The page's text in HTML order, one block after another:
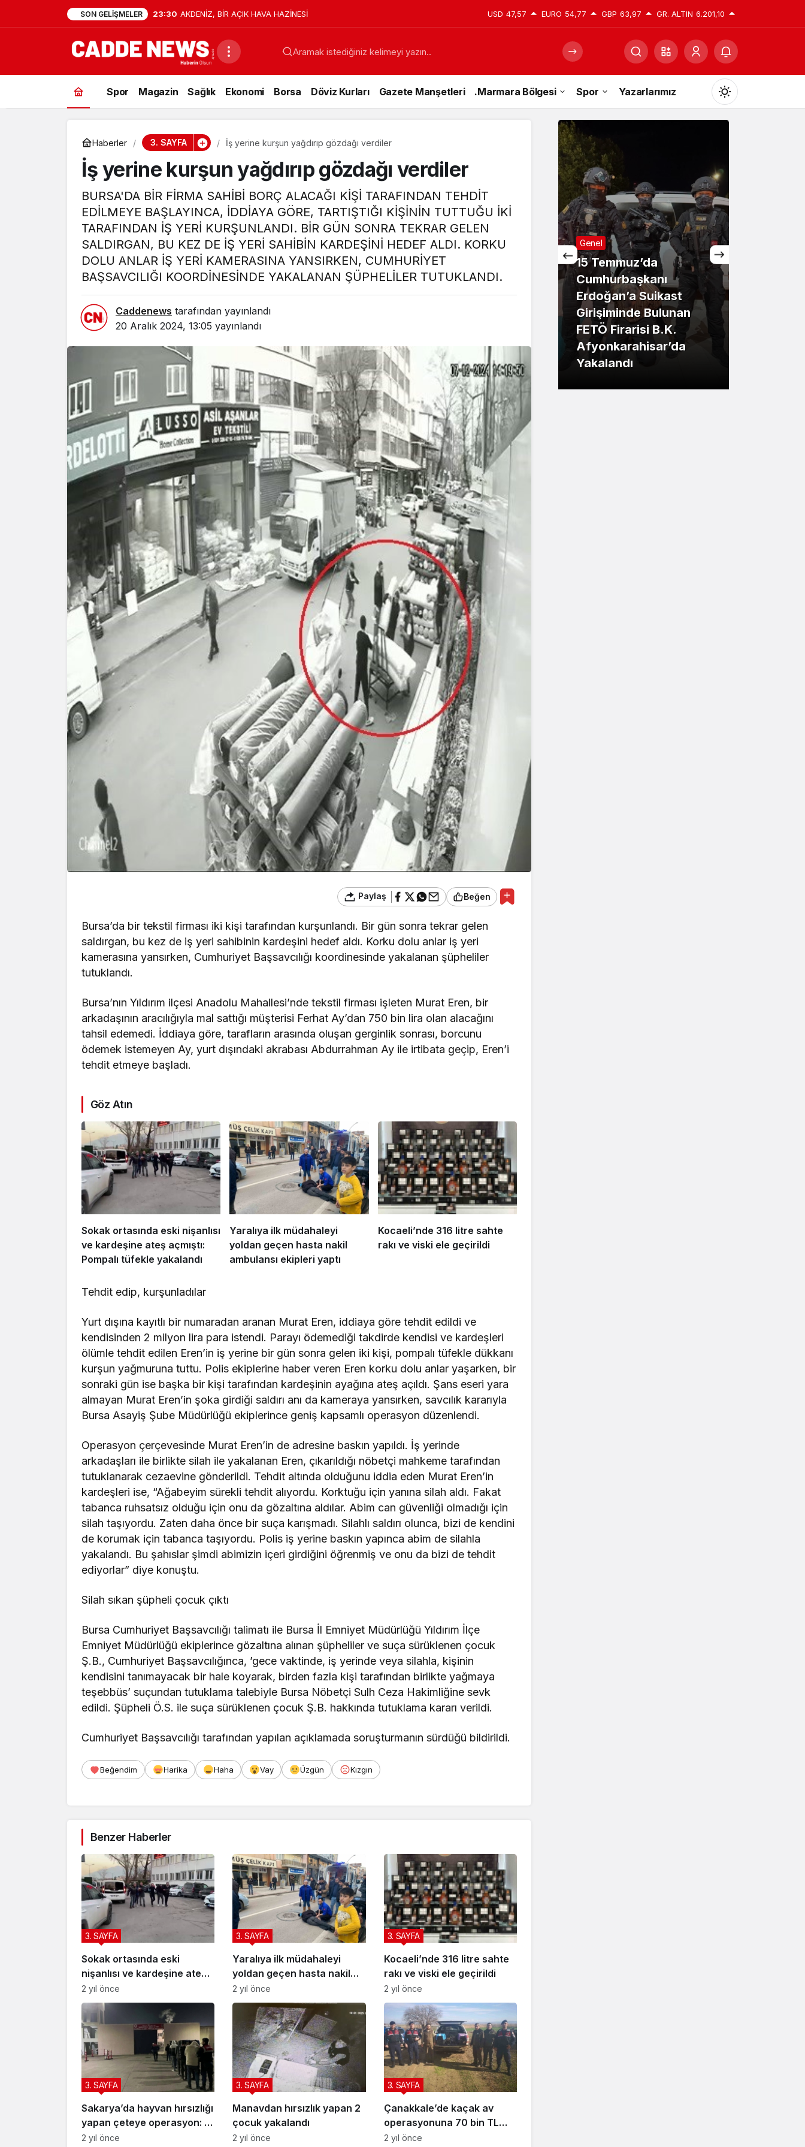
SON GELIŞMELER 23:30 AKDENİZ, BİR AÇIK HAVA HAZİNESİ USD 47,57 EURO 54,77 GBP 63,97 GR. ALTIN 6.201,10
Aramak istediğiniz kelimeyi yazın..
Spor Magazin Sağlık Ekonomi Borsa Döviz Kurları Gazete Manşetleri .Marmara Bölgesi Spor Yazarlarımız
Mod
değiştir
Gündüz Modu
Gündüz modunu seçin.
Gece Modu
Gece modunu seçin.
Sistem Modu
Sistem modunu seçin.
Haberler 3. SAYFA İş yerine kurşun yağdırıp gözdağı verdiler
İş yerine kurşun yağdırıp gözdağı verdiler
BURSA'DA BİR FİRMA SAHİBİ BORÇ ALACAĞI KİŞİ TARAFINDAN TEHDİT
EDİLMEYE BAŞLAYINCA, İDDİAYA GÖRE, TARTIŞTIĞI KİŞİNİN TUTTUĞU İKİ
TARAFINDAN İŞ YERİ KURŞUNLANDI. BİR GÜN SONRA TEKRAR GELEN
SALDIRGAN, BU KEZ DE İŞ YERİ SAHİBİN KARDEŞİNİ HEDEF ALDI. KORKU
DOLU ANLAR İŞ YERİ KAMERASINA YANSIRKEN, CUMHURİYET
BAŞSAVCILIĞI KOORDİNESİNDE YAKALANAN ŞÜPHELİLER TUTUKLANDI.
Caddenews tarafından yayınlandı
20 Aralık 2024, 13:05 yayınlandı
Paylaş Beğen
Bursa’da bir tekstil firması iki kişi tarafından kurşunlandı. Bir gün sonra tekrar gelen
saldırgan, bu kez de iş yeri sahibinin kardeşini hedef aldı. Korku dolu anlar iş yeri
kamerasına yansırken, Cumhuriyet Başsavcılığı koordinesinde yakalanan şüpheliler
tutuklandı.
Bursa’nın Yıldırım ilçesi Anadolu Mahallesi’nde tekstil firması işleten Murat Eren, bir
arkadaşının aracılığıyla mal sattığı müşterisi Ferhat Ay’dan 750 bin lira olan alacağını
tahsil edemedi. İddiaya göre, tarafların arasında oluşan gerginlik sonrası, borcunu
ödemek istemeyen Ay, yurt dışındaki akrabası Abdurrahman Ay ile irtibata geçip, Eren’i
tehdit etmeye başladı.
Göz Atın
Sokak ortasında eski nişanlısı
ve kardeşine ateş açmıştı:
Pompalı tüfekle yakalandı
Yaralıya ilk müdahaleyi
yoldan geçen hasta nakil
ambulansı ekipleri yaptı
Kocaeli’nde 316 litre sahte
rakı ve viski ele geçirildi
Tehdit edip, kurşunladılar
Yurt dışına kayıtlı bir numaradan aranan Murat Eren, iddiaya göre tehdit edildi ve
kendisinden 2 milyon lira para istendi. Parayı ödemediği takdirde kendisi ve kardeşleri
ölümle tehdit edilen Eren’in iş yerine bir gün sonra gelen iki kişi, pompalı tüfekle dükkanı
kurşun yağmuruna tuttu. Polis ekiplerine haber veren Eren korku dolu anlar yaşarken, bir
sonraki gün ise başka bir kişi tarafından kardeşinin ayağına ateş açıldı. Şans eseri yara
almayan Murat Eren’in şoka girdiği saldırı anı da kameraya yansırken, savcılık kararıyla
Bursa Asayiş Şube Müdürlüğü ekiplerince geniş kapsamlı operasyon düzenlendi.
Operasyon çerçevesinde Murat Eren’in de adresine baskın yapıldı. İş yerinde
arkadaşları ile birlikte silah ile yakalanan Eren, çıkarıldığı nöbetçi mahkeme tarafından
tutuklanarak cezaevine gönderildi. Tehdit altında olduğunu iddia eden Murat Eren’in
kardeşleri ise, “Ağabeyim sürekli tehdit alıyordu. Korktuğu için yanına silah aldı. Fakat
tabanca ruhsatsız olduğu için onu da gözaltına aldılar. Abim can güvenliği olmadığı için
silah taşıyordu. Zaten daha önce bir suça karışmadı. Silahlı saldırı olunca, bizi de kendini
de korumak için tabanca taşıyordu. Polis iş yerine baskın yapınca abim de silahla
yakalandı. Bu şahıslar şimdi abimizin içeri girdiğini öğrenmiş ve onu da bizi de tehdit
ediyorlar” diye konuştu.
Silah sıkan şüpheli çocuk çıktı
Bursa Cumhuriyet Başsavcılığı talimatı ile Bursa İl Emniyet Müdürlüğü Yıldırım İlçe
Emniyet Müdürlüğü ekiplerince gözaltına alınan şüpheliler ve suça sürüklenen çocuk
Ş.B., Cumhuriyet Başsavcılığınca, ’gece vaktinde, iş yerinde veya silahla, kişinin
kendisini tanımayacak bir hale koyarak, birden fazla kişi tarafından birlikte yağmaya
teşebbüs’ suçundan tutuklama talebiyle Bursa Nöbetçi Sulh Ceza Hakimliğine sevk
edildi. Şüpheli Ö.S. ile suça sürüklenen çocuk Ş.B. hakkında tutuklama kararı verildi.
Cumhuriyet Başsavcılığı tarafından yapılan açıklamada soruşturmanın sürdüğü bildirildi.
Beğendim Harika Haha Vay Üzgün Kızgın
Benzer Haberler
Sokak ortasında eski
nişanlısı ve kardeşine ateş
açmıştı: Pompalı tüfekle
yakalandı
3. SAYFA
2 yıl önce
Yaralıya ilk müdahaleyi
yoldan geçen hasta nakil
ambulansı ekipleri yaptı
3. SAYFA
2 yıl önce
Kocaeli’nde 316 litre sahte
rakı ve viski ele geçirildi
3. SAYFA
2 yıl önce
Sakarya’da hayvan hırsızlığı
yapan çeteye operasyon: 7
tutuklama
3. SAYFA
2 yıl önce
Manavdan hırsızlık yapan 2
çocuk yakalandı
3. SAYFA
2 yıl önce
Çanakkale’de kaçak av
operasyonuna 70 bin TL
ceza
3. SAYFA
2 yıl önce
AKDENİZ, BİR AÇIK
HAVA HAZİNESİ
Genel
Cumhurbaşkanı
Erdoğan’a Suikast
Girişiminde Bulunan
Afyonkarahisar’da
Yakalandı
.İstanbul
Tuzla Belediye Başkanı
Eren Ali Bingül: “50 Bin
Tuzlalının Evi Yıkılma